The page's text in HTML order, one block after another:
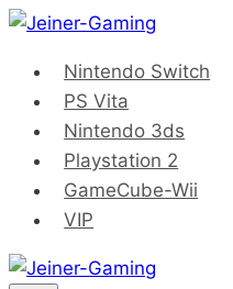
Saltar
contenidoNintendo Switch
PS Vita
Nintendo 3ds
Playstation 2
GameCube-Wii
VIP